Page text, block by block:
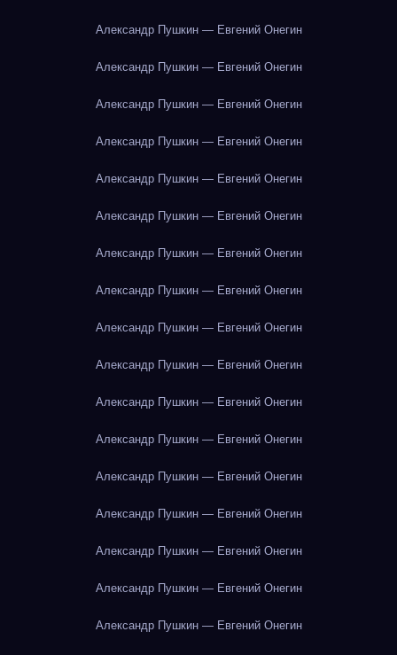
Александр Пушкин — Евгений Онегин
Александр Пушкин — Евгений Онегин
Александр Пушкин — Евгений Онегин
Александр Пушкин — Евгений Онегин
Александр Пушкин — Евгений Онегин
Александр Пушкин — Евгений Онегин
Александр Пушкин — Евгений Онегин
Александр Пушкин — Евгений Онегин
Александр Пушкин — Евгений Онегин
Александр Пушкин — Евгений Онегин
Александр Пушкин — Евгений Онегин
Александр Пушкин — Евгений Онегин
Александр Пушкин — Евгений Онегин
Александр Пушкин — Евгений Онегин
Александр Пушкин — Евгений Онегин
Александр Пушкин — Евгений Онегин
Александр Пушкин — Евгений Онегин